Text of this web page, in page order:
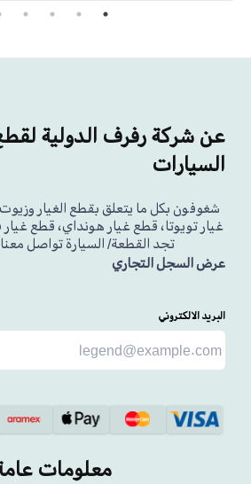
عن شركة رفرف الدولية
السيارات
شغوفون بكل ما يتعلق بقطع الغيار
غيار تويوتا، قطع غيار هونداي، قطع غيار
تجد القطعة/ السيارة تواصل
عرض السجل التجاري
البريد الالكتروني
معلومات